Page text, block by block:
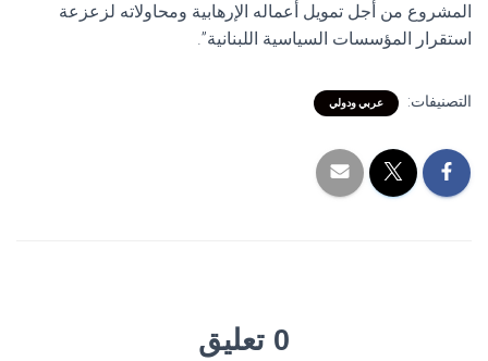
المشروع من أجل تمويل أعماله الإرهابية ومحاولاته لزعزعة
استقرار المؤسسات السياسية اللبنانية”.
التصنيفات: عربي ودولي
0 تعليق